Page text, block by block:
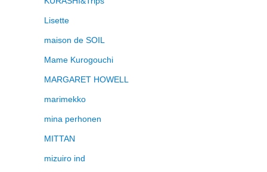
Lisette
maison de SOIL
Mame Kurogouchi
MARGARET HOWELL
marimekko
mina perhonen
MITTAN
mizuiro ind